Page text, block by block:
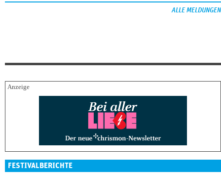
ALLE MELDUNGEN